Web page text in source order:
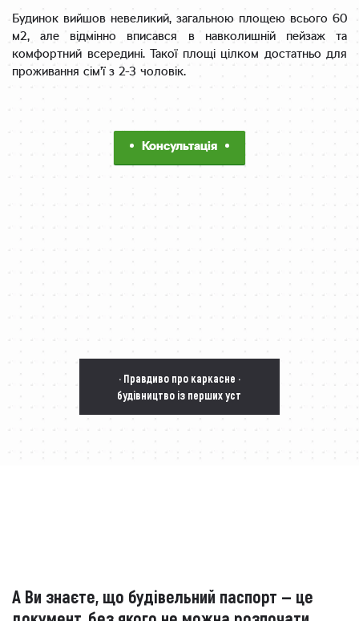
Будинок вийшов невеликий, загальною площею всього 60
м2, але відмінно вписався в навколишній пейзаж та
комфортний всередині. Такої площі цілком достатньо для
проживання сім’ї з 2-3 чоловік.
Консультація
· Правдиво про каркасне ·
будівництво із перших уст
А Ви знаєте, що будівельний паспорт — це